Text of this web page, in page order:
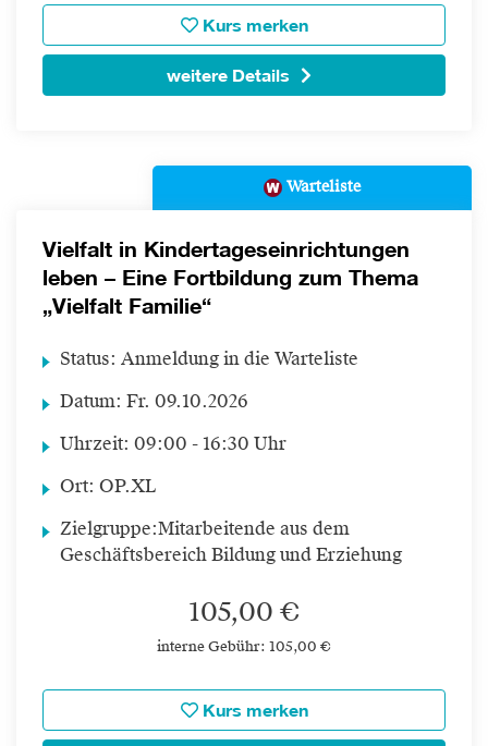
Kurs merken
weitere Details
Warteliste
Vielfalt in Kindertageseinrichtungen
leben – Eine Fortbildung zum Thema
„Vielfalt Familie“
Status: Anmeldung in die Warteliste
Datum: Fr. 09.10.2026
Uhrzeit: 09:00 - 16:30 Uhr
Ort: OP.XL
Zielgruppe:Mitarbeitende aus dem
Geschäftsbereich Bildung und Erziehung
105,00 €
interne Gebühr: 105,00 €
Kurs merken